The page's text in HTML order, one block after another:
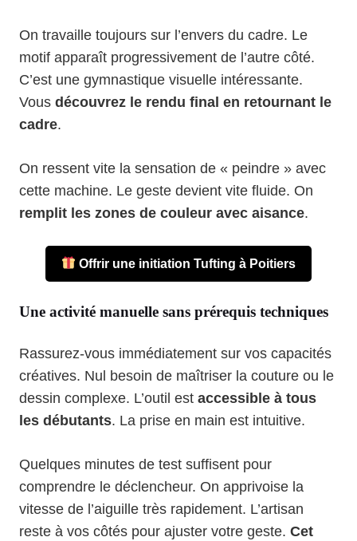
On travaille toujours sur l’envers du cadre. Le
motif apparaît progressivement de l’autre côté.
C’est une gymnastique visuelle intéressante.
Vous découvrez le rendu final en retournant le
cadre.
On ressent vite la sensation de « peindre » avec
cette machine. Le geste devient vite fluide. On
remplit les zones de couleur avec aisance.
Offrir une initiation Tufting à Poitiers
Une activité manuelle sans prérequis techniques
Rassurez-vous immédiatement sur vos capacités
créatives. Nul besoin de maîtriser la couture ou le
dessin complexe. L’outil est accessible à tous
les débutants. La prise en main est intuitive.
Quelques minutes de test suffisent pour
comprendre le déclencheur. On apprivoise la
vitesse de l’aiguille très rapidement. L’artisan
reste à vos côtés pour ajuster votre geste. Cet